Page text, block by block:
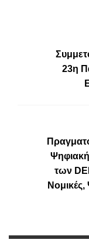
23η
των
Νομικές,